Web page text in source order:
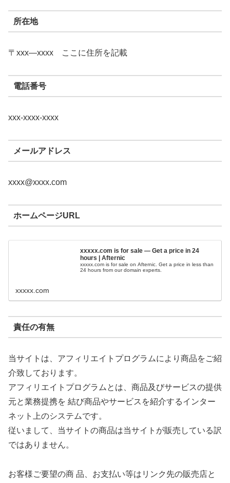
所在地
〒xxx―xxxx ここに住所を記載
電話番号
xxx-xxxx-xxxx
メールアドレス
xxxx@xxxx.com
ホームページURL
xxxxx.com is for sale — Get a price in 24
hours | Afternic
xxxxx.com is for sale on Afternic. Get a price in less than
24 hours from our domain experts.
xxxxx.com
責任の有無
当サイトは、アフィリエイトプログラムにより商品をご紹
介致しております。
アフィリエイトプログラムとは、商品及びサービスの提供
元と業務提携を 結び商品やサービスを紹介するインター
ネット上のシステムです。
従いまして、当サイトの商品は当サイトが販売している訳
ではありません。
お客様ご要望の商 品、お支払い等はリンク先の販売店と